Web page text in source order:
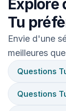
Explore
Tu
Envie d'une
meilleures
Questions
Questions